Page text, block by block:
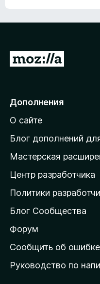
П
е
й
т
и
а
д
о
а
ш
н
ю
Дополнения
О сайте
Блог дополнений
Мастерская
Центр разработчика
Политики
Блог Сообщества
Форум
Сообщить об ошибке
Руководство по